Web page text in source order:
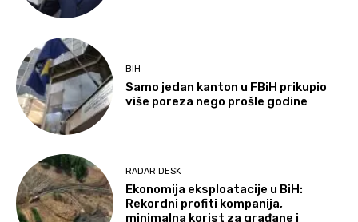
BIH
Samo jedan kanton u FBiH prikupio
više poreza nego prošle godine
RADAR DESK
Ekonomija eksploatacije u BiH:
Rekordni profiti kompanija,
minimalna korist za građane i